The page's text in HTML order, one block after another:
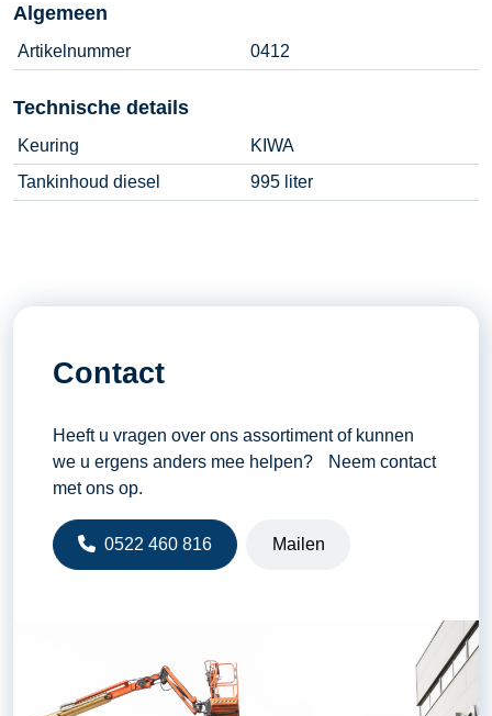
Algemeen
Artikelnummer 0412
Technische details
Keuring
KIWA
Tankinhoud diesel
995 liter
Contact
Heeft u vragen over ons assortiment of kunnen
we u ergens anders mee helpen? Neem contact
met ons op.
0522 460 816 Mailen